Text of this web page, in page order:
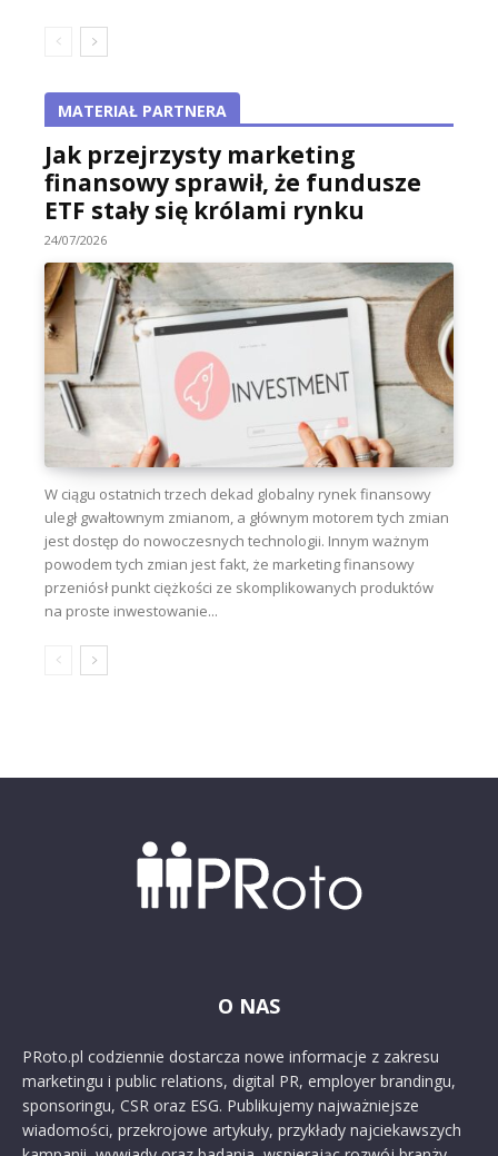
MATERIAŁ PARTNERA
Jak przejrzysty marketing
finansowy sprawił, że fundusze
ETF stały się królami rynku
24/07/2026
W ciągu ostatnich trzech dekad globalny rynek finansowy
uległ gwałtownym zmianom, a głównym motorem tych zmian
jest dostęp do nowoczesnych technologii. Innym ważnym
powodem tych zmian jest fakt, że marketing finansowy
przeniósł punkt ciężkości ze skomplikowanych produktów
na proste inwestowanie...
O NAS
PRoto.pl codziennie dostarcza nowe informacje z zakresu
marketingu i public relations, digital PR, employer brandingu,
sponsoringu, CSR oraz ESG. Publikujemy najważniejsze
wiadomości, przekrojowe artykuły, przykłady najciekawszych